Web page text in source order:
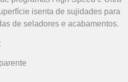
isenta de sujidades para
de seladores e acabamentos.